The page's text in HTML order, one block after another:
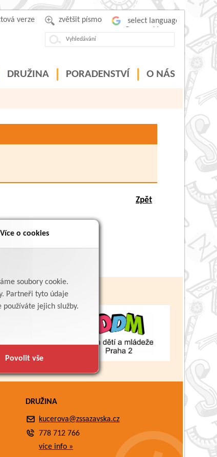
Více o cookies
soubory cookie.
Partneři tyto údaje
jejich služby.
Povolit vše
zvětšit písmo
verze
DRUŽINA PORADENSTVÍ O NÁS
Zpět
DRUŽINA
kucerova@zssazavska.cz
778 712 766
více info »